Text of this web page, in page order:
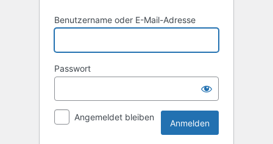
Benutzername oder E-Mail-Adresse
Passwort
Angemeldet bleiben